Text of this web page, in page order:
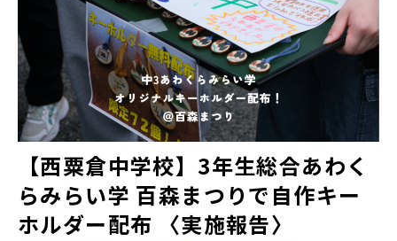
【西粟倉中学校】3年生総合あわく
らみらい学 百森まつりで自作キー
ホルダー配布 〈実施報告〉